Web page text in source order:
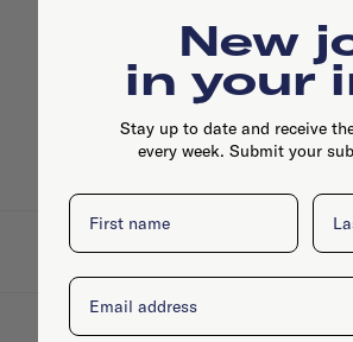
New
in your
Stay up to date and receive
every week. Submit your
First name Last
Email